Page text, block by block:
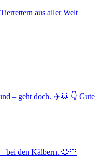
aus aller Welt
– geht doch. ✈️🐶 👇 Gute
bei den Kälbern. 🐶🤍